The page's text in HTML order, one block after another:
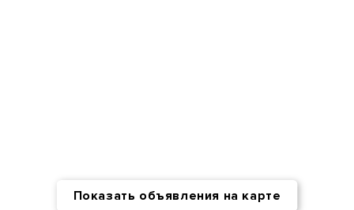
Показать объявления на карте